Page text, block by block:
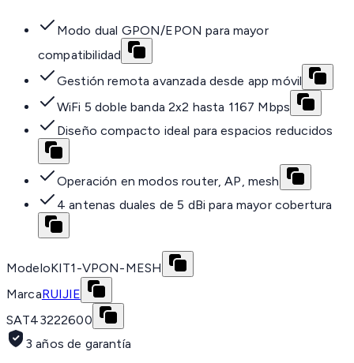
Modo dual GPON/EPON para mayor
compatibilidad
Gestión remota avanzada desde app móvil
WiFi 5 doble banda 2x2 hasta 1167 Mbps
Diseño compacto ideal para espacios reducidos
Operación en modos router, AP, mesh
4 antenas duales de 5 dBi para mayor cobertura
ModeloKIT1-VPON-MESH
MarcaRUIJIE
SAT43222600
3 años de garantía